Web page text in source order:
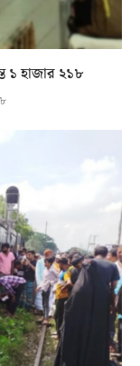
১ হাজার ২১৮